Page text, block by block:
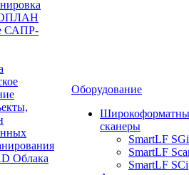
САПР-
Облака
Оборудование
сканеры
SmartLF SGi
SmartLF
SmartLF SCi